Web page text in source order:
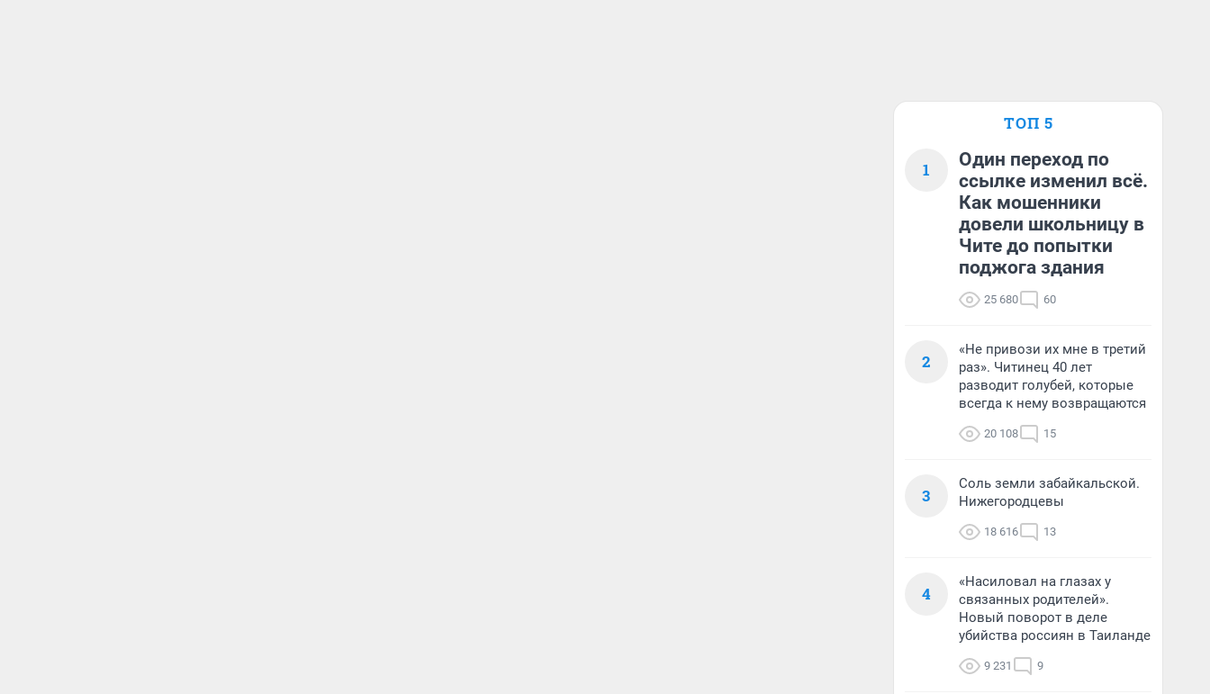
ТОП 5
1
Один переход по
ссылке изменил всё.
Как мошенники
довели школьницу в
Чите до попытки
поджога здания
25 680 60
2
«Не привози их мне в третий
раз». Читинец 40 лет
разводит голубей, которые
всегда к нему возвращаются
20 108 15
3
Соль земли забайкальской.
Нижегородцевы
18 616 13
4
«Насиловал на глазах у
связанных родителей».
Новый поворот в деле
убийства россиян в Таиланде
9 231 9